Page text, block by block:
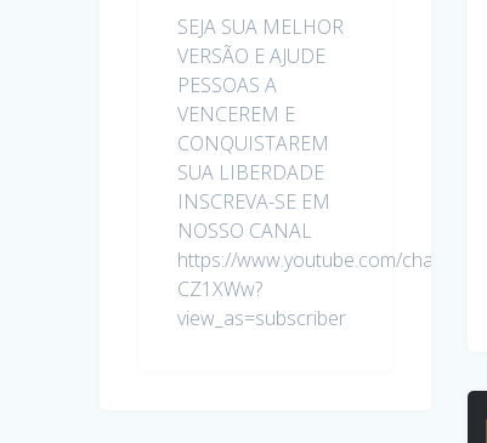
SEJA SUA MELHOR
VERSÃO E AJUDE
PESSOAS A
VENCEREM E
CONQUISTAREM
SUA LIBERDADE
INSCREVA-SE EM
NOSSO CANAL
https://www.youtube.com/channel/
CZ1XWw?
view_as=subscriber